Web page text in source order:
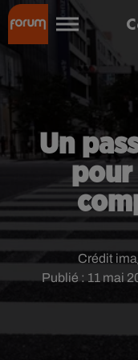
Un
pour
Publié : 11 mai
Crédit